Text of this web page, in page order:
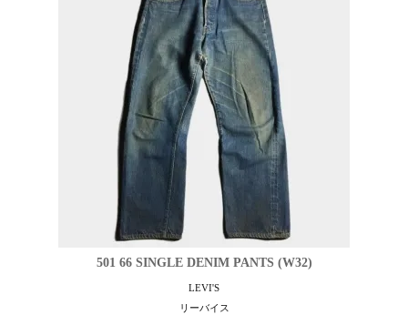
501 66 SINGLE DENIM PANTS (W32)
LEVI'S
リーバイス